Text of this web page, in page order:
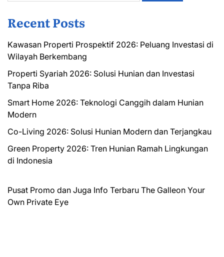
Recent Posts
Kawasan Properti Prospektif 2026: Peluang Investasi di
Wilayah Berkembang
Properti Syariah 2026: Solusi Hunian dan Investasi
Tanpa Riba
Smart Home 2026: Teknologi Canggih dalam Hunian
Modern
Co-Living 2026: Solusi Hunian Modern dan Terjangkau
Green Property 2026: Tren Hunian Ramah Lingkungan
di Indonesia
Pusat Promo dan Juga Info Terbaru The Galleon Your
Own Private Eye